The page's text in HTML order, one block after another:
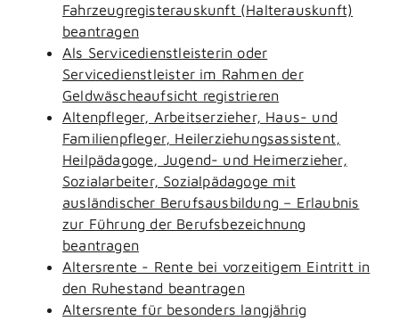
Fahrzeugregisterauskunft (Halterauskunft)
beantragen
Als Servicedienstleisterin oder
Servicedienstleister im Rahmen der
Geldwäscheaufsicht registrieren
Altenpfleger, Arbeitserzieher, Haus- und
Familienpfleger, Heilerziehungsassistent,
Heilpädagoge, Jugend- und Heimerzieher,
Sozialarbeiter, Sozialpädagoge mit
ausländischer Berufsausbildung – Erlaubnis
zur Führung der Berufsbezeichnung
beantragen
Altersrente - Rente bei vorzeitigem Eintritt in
den Ruhestand beantragen
Altersrente für besonders langjährig